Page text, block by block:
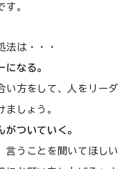
す。
法は・・・
なる。
い方をして、人をリーダ
ましょう。
ついていく。
言うことを聞いてほしい